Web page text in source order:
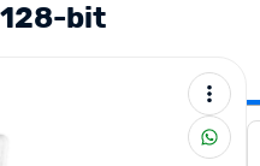
128-bit